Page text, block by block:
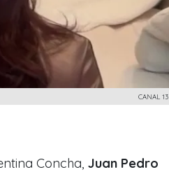
CANAL 13
Concha, Juan Pedro